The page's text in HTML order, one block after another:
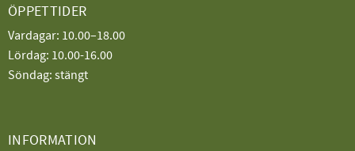
ÖPPETTIDER
Vardagar: 10.00–18.00
Lördag: 10.00-16.00
Söndag: stängt
INFORMATION